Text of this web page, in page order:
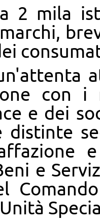
2 mila
con
e dei
distinte
e